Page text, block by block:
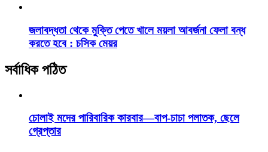
জলাবদ্ধতা থেকে মুক্তি পেতে খালে ময়লা আবর্জনা ফেলা বন্ধ
করতে হবে : চসিক মেয়র
সর্বাধিক পঠিত
চোলাই মদের পারিবারিক কারবার—বাপ-চাচা পলাতক, ছেলে
গ্রেপ্তার